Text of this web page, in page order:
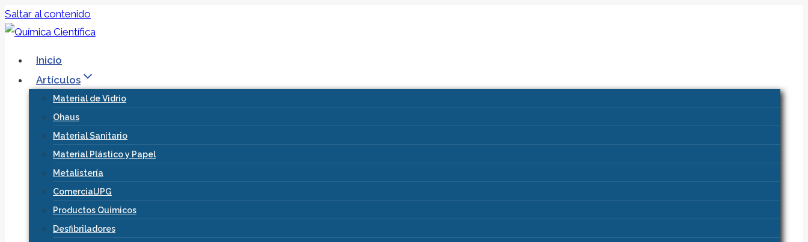
Saltar al contenido
Inicio
Artículos
Material de Vidrio
Ohaus
Material Sanitario
Material Plástico y Papel
Metalistería
ComercialJPG
Productos Químicos
Desfibriladores